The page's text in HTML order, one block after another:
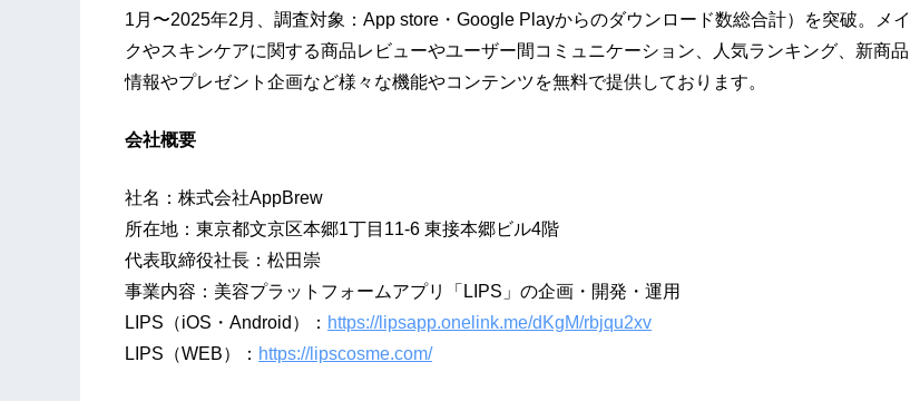
1月〜2025年2月、調査対象：App store・Google Playからのダウンロード数総合計）を突破。メイ
クやスキンケアに関する商品レビューやユーザー間コミュニケーション、人気ランキング、新商品
情報やプレゼント企画など様々な機能やコンテンツを無料で提供しております。
会社概要
社名：株式会社AppBrew
所在地：東京都文京区本郷1丁目11-6 東接本郷ビル4階
代表取締役社長：松田崇
事業内容：美容プラットフォームアプリ「LIPS」の企画・開発・運用
LIPS（iOS・Android）： https://lipsapp.onelink.me/dKgM/rbjqu2xv
LIPS（WEB）： https://lipscosme.com/